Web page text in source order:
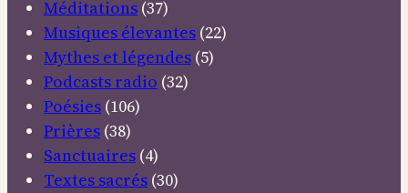
Méditations (37)
Musiques élevantes (22)
Mythes et légendes (5)
Podcasts radio (32)
Poésies (106)
Prières (38)
Sanctuaires (4)
Textes sacrés (30)